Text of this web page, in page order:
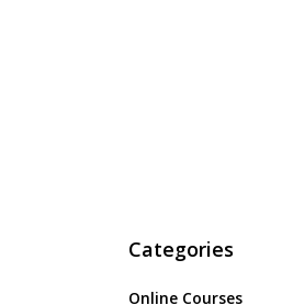
Categories
Online Courses